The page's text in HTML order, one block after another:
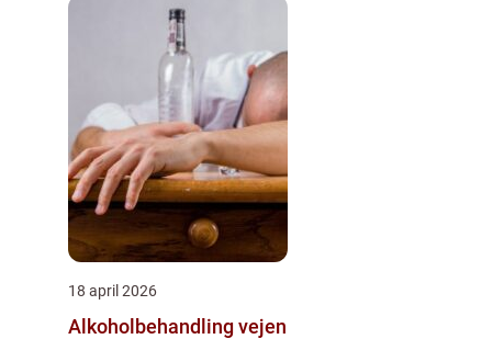
18 april 2026
Alkoholbehandling vejen